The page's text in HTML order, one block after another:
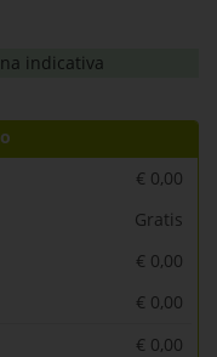
indicativa
€ 0,00
Gratis
€ 0,00
€ 0,00
€ 0,00